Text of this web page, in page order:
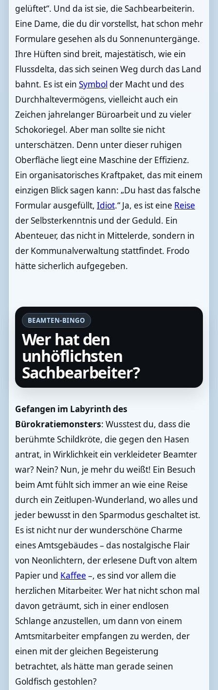
gelüftet“. Und da ist sie, die Sachbearbeiterin.
Eine Dame, die du dir vorstellst, hat schon mehr
Formulare gesehen als du Sonnenuntergänge.
Ihre Hüften sind breit, majestätisch, wie ein
Flussdelta, das sich seinen Weg durch das Land
bahnt. Es ist ein Symbol der Macht und des
Durchhaltevermögens, vielleicht auch ein
Zeichen jahrelanger Büroarbeit und zu vieler
Schokoriegel. Aber man sollte sie nicht
unterschätzen. Denn unter dieser ruhigen
Oberfläche liegt eine Maschine der Effizienz.
Ein organisatorisches Kraftpaket, das mit einem
einzigen Blick sagen kann: „Du hast das falsche
Formular ausgefüllt, Idiot.“ Ja, es ist eine Reise
der Selbsterkenntnis und der Geduld. Ein
Abenteuer, das nicht in Mittelerde, sondern in
der Kommunalverwaltung stattfindet. Frodo
hätte sicherlich aufgegeben.
BEAMTEN-BINGO
Wer hat den
unhöflichsten
Sachbearbeiter?
Gefangen im Labyrinth des
Bürokratiemonsters: Wusstest du, dass die
berühmte Schildkröte, die gegen den Hasen
antrat, in Wirklichkeit ein verkleideter Beamter
war? Nein? Nun, je mehr du weißt! Ein Besuch
beim Amt fühlt sich immer an wie eine Reise
durch ein Zeitlupen-Wunderland, wo alles und
jeder bewusst in den Sparmodus geschaltet ist.
Es ist nicht nur der wunderschöne Charme
eines Amtsgebäudes – das nostalgische Flair
von Neonlichtern, der erlesene Duft von altem
Papier und Kaffee –, es sind vor allem die
herzlichen Mitarbeiter. Wer hat nicht schon mal
davon geträumt, sich in einer endlosen
Schlange anzustellen, um dann von einem
Amtsmitarbeiter empfangen zu werden, der
einen mit der gleichen Begeisterung
betrachtet, als hätte man gerade seinen
Goldfisch gestohlen?